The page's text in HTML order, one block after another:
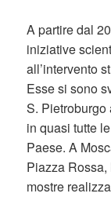
A partire dal
iniziative
all’intervento
Esse si sono
S.
in quasi tutte
Paese. A
Piazza
mostre